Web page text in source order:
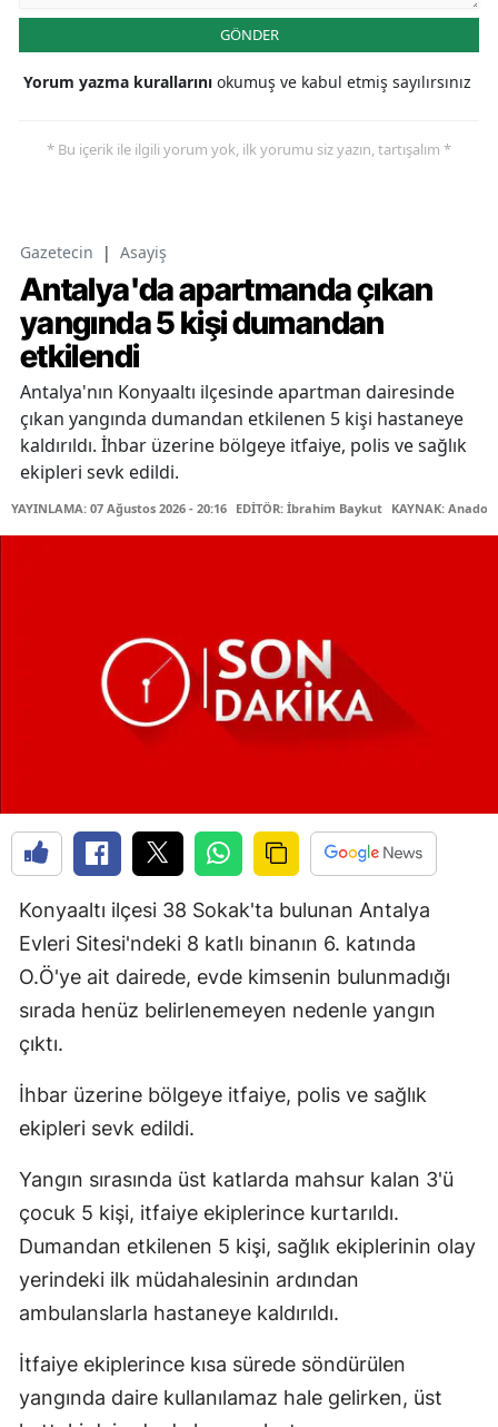
GÖNDER
Yorum yazma kurallarını okumuş ve kabul etmiş sayılırsınız
* Bu içerik ile ilgili yorum yok, ilk yorumu siz yazın, tartışalım *
Gazetecin | Asayiş
Antalya'da apartmanda çıkan
yangında 5 kişi dumandan
etkilendi
Antalya'nın Konyaaltı ilçesinde apartman dairesinde
çıkan yangında dumandan etkilenen 5 kişi hastaneye
kaldırıldı. İhbar üzerine bölgeye itfaiye, polis ve sağlık
ekipleri sevk edildi.
YAYINLAMA: 07 Ağustos 2026 - 20:16 EDİTÖR: İbrahim Baykut KAYNAK:
Konyaaltı ilçesi 38 Sokak'ta bulunan Antalya
Evleri Sitesi'ndeki 8 katlı binanın 6. katında
O.Ö'ye ait dairede, evde kimsenin bulunmadığı
sırada henüz belirlenemeyen nedenle yangın
çıktı.
İhbar üzerine bölgeye itfaiye, polis ve sağlık
ekipleri sevk edildi.
Yangın sırasında üst katlarda mahsur kalan 3'ü
çocuk 5 kişi, itfaiye ekiplerince kurtarıldı.
Dumandan etkilenen 5 kişi, sağlık ekiplerinin olay
yerindeki ilk müdahalesinin ardından
ambulanslarla hastaneye kaldırıldı.
İtfaiye ekiplerince kısa sürede söndürülen
yangında daire kullanılamaz hale gelirken, üst